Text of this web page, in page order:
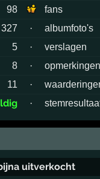
98
fans
327
·
albumfoto's
5
·
verslagen
8
·
opmerkingen
11
·
·
uitverkocht